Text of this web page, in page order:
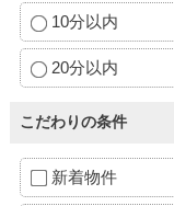
10分以内
20分以内
こだわりの条件
新着物件